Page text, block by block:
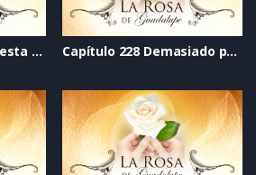
Capítulo 227 Chale, fiesta de quince años Capítulo 228 Demasiado pronto